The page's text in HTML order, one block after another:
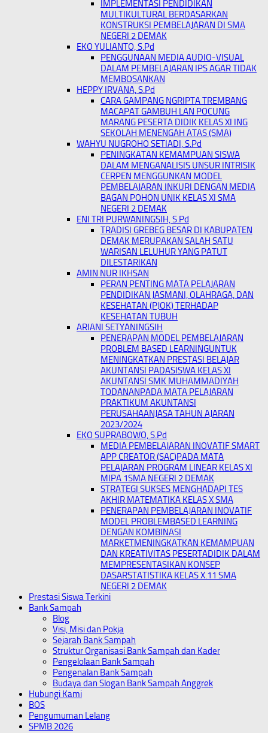
IMPLEMENTASI PENDIDIKAN
MULTIKULTURAL BERDASARKAN
KONSTRUKSI PEMBELAJARAN DI SMA
NEGERI 2 DEMAK
EKO YULIANTO, S.Pd
PENGGUNAAN MEDIA AUDIO-VISUAL
DALAM PEMBELAJARAN IPS AGAR TIDAK
MEMBOSANKAN
HEPPY IRVANA, S.Pd
CARA GAMPANG NGRIPTA TREMBANG
MACAPAT GAMBUH LAN POCUNG
MARANG PESERTA DIDIK KELAS XI ING
SEKOLAH MENENGAH ATAS (SMA)
WAHYU NUGROHO SETIADI, S.Pd
PENINGKATAN KEMAMPUAN SISWA
DALAM MENGANALISIS UNSUR INTRISIK
CERPEN MENGGUNKAN MODEL
PEMBELAJARAN INKURI DENGAN MEDIA
BAGAN POHON UNIK KELAS XI SMA
NEGERI 2 DEMAK
ENI TRI PURWANINGSIH, S.Pd
TRADISI GREBEG BESAR DI KABUPATEN
DEMAK MERUPAKAN SALAH SATU
WARISAN LELUHUR YANG PATUT
DILESTARIKAN
AMIN NUR IKHSAN
PERAN PENTING MATA PELAJARAN
PENDIDIKAN JASMANI, OLAHRAGA, DAN
KESEHATAN (PJOK) TERHADAP
KESEHATAN TUBUH
ARIANI SETYANINGSIH
PENERAPAN MODEL PEMBELAJARAN
PROBLEM BASED LEARNINGUNTUK
MENINGKATKAN PRESTASI BELAJAR
AKUNTANSI PADASISWA KELAS XI
AKUNTANSI SMK MUHAMMADIYAH
TODANANPADA MATA PELAJARAN
PRAKTIKUM AKUNTANSI
PERUSAHAANJASA TAHUN AJARAN
2023/2024
EKO SUPRABOWO, S.Pd
MEDIA PEMBELAJARAN INOVATIF SMART
APP CREATOR (SAC)PADA MATA
PELAJARAN PROGRAM LINEAR KELAS XI
MIPA 1SMA NEGERI 2 DEMAK
STRATEGI SUKSES MENGHADAPI TES
AKHIR MATEMATIKA KELAS X SMA
PENERAPAN PEMBELAJARAN INOVATIF
MODEL PROBLEMBASED LEARNING
DENGAN KOMBINASI
MARKETMENINGKATKAN KEMAMPUAN
DAN KREATIVITAS PESERTADIDIK DALAM
MEMPRESENTASIKAN KONSEP
DASARSTATISTIKA KELAS X.11 SMA
NEGERI 2 DEMAK
Prestasi Siswa Terkini
Bank Sampah
Blog
Visi, Misi dan Pokja
Sejarah Bank Sampah
Struktur Organisasi Bank Sampah dan Kader
Pengelolaan Bank Sampah
Pengenalan Bank Sampah
Budaya dan Slogan Bank Sampah Anggrek
Hubungi Kami
BOS
Pengumuman Lelang
SPMB 2026